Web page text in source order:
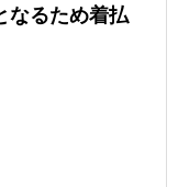
なるため着払